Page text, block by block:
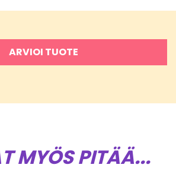
ARVIOI TUOTE
MYÖS PITÄÄ...